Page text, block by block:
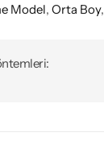
Model, Orta Boy,